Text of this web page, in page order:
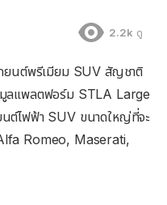
2.2k ดู
ยนต์พรีเมียม SUV สัญชาติ
มูลแพลตฟอร์ม STLA Large
นต์ไฟฟ้า SUV ขนาดใหญ่ที่จะ
Romeo, Maserati,